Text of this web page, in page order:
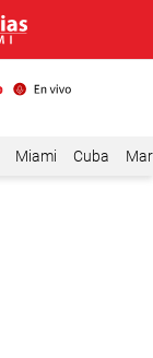
Miami Cuba